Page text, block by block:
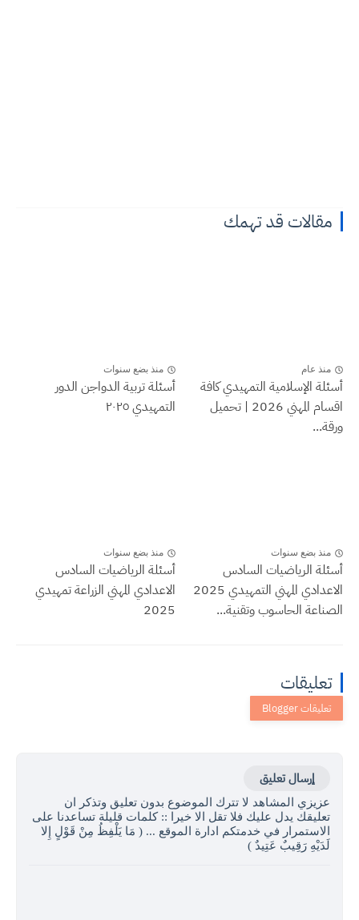
قد تهمك
عام
الإسلامية التمهيدي كافة
اقسام المهني 2026 | تحميل
منذ بضع سنوات
أسئلة تربية الدواجن الدور
التمهيدي ٢٠٢٥
بضع سنوات
الرياضيات السادس
الاعدادي المهني التمهيدي 2025
الحاسوب وتقنية...
منذ بضع سنوات
أسئلة الرياضيات السادس
الاعدادي المهني الزراعة تمهيدي
إرسال تعليق
المشاهد لا تترك الموضوع بدون تعليق وتذكر ان
يدل عليك فلا تقل الا خيرا :: كلمات قليلة تساعدنا على
في خدمتكم ادارة الموقع ... ( مَا يَلْفِظُ مِنْ قَوْلٍ إِلا
رَقِيبٌ عَتِيدٌ )